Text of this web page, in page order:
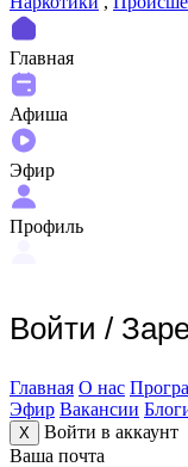
Главная
Афиша
Эфир
Профиль
Войти /
Главная О нас
Эфир Вакансии
X
Войти в аккаунт
Ваша почта